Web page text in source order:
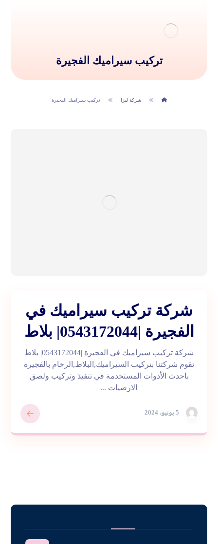
تركيب سيراميك الفجيرة
شركة ليزا تركيب سيراميك الفجيرة
شركة تركيب سيراميك في
الفجيرة |0543172044| بلاط
5 يونيو، 2024
شركة تركيب سيراميك في الفجيرة |0543172044| بلاط
تقوم شركتنا بتركيب السيراميك,البلاط,الرخام بالفجيرة
باحدث الأدوات المستخدمة في تنفيذ وتركيب ولصق
الارضيات ...